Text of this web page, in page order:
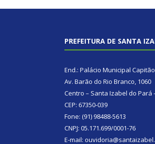
PREFEITURA DE SANTA
End.: Palácio Municipal
Av. Barão do Rio Branco, 1060
Centro – Santa Izabel do Pará
CEP: 67350-039
Fone: (91) 98488-5613
CNPJ: 05.171.699/0001-76
E-mail: